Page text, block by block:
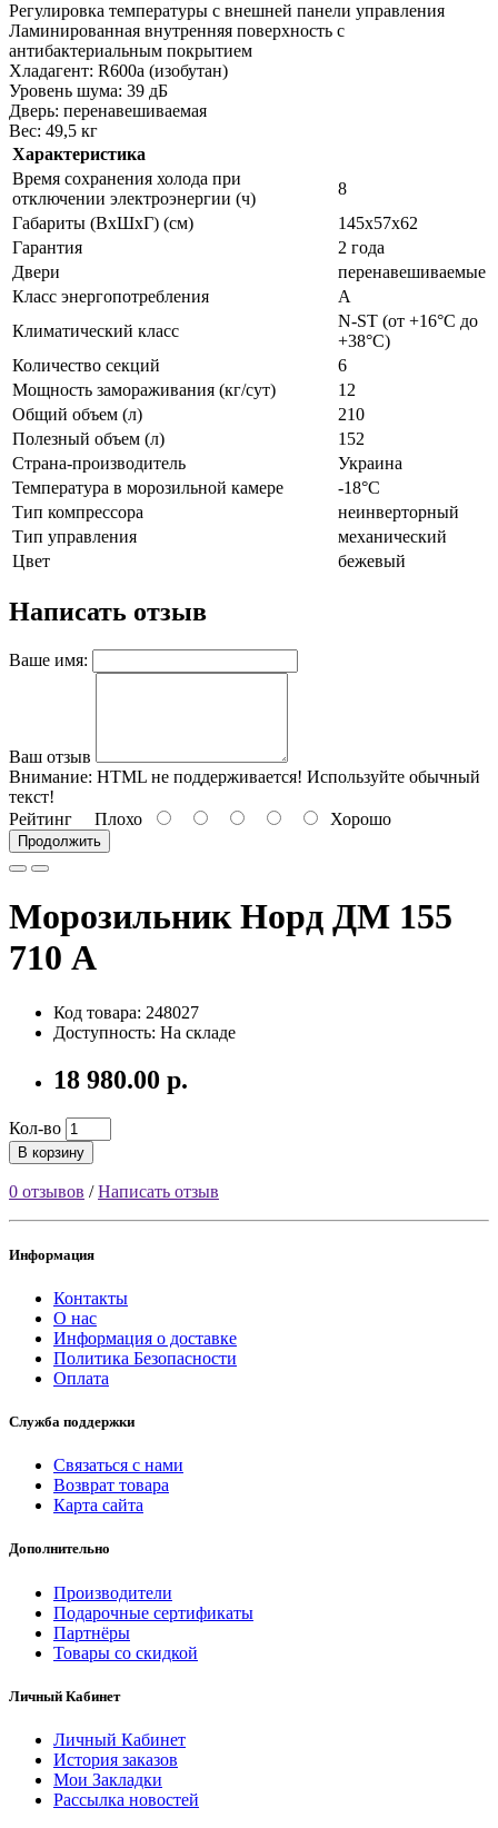
Регулировка температуры с внешней панели управления
Ламинированная внутренняя поверхность с
антибактериальным покрытием
Хладагент: R600a (изобутан)
Уровень шума: 39 дБ
Дверь: перенавешиваемая
Вес: 49,5 кг
Характеристика
Время сохранения холода при
отключении электроэнергии (ч)
8
Габариты (ВхШхГ) (см)
145х57х62
Гарантия
2 года
Двери
перенавешиваемые
Класс энергопотребления
A
Климатический класс
N-ST (от +16°С до
+38°С)
Количество секций
6
Мощность замораживания (кг/сут)
12
Общий объем (л)
210
Полезный объем (л)
152
Страна-производитель
Украина
Температура в морозильной камере
-18°C
Тип компрессора
неинверторный
Тип управления
механический
Цвет
бежевый
Написать отзыв
Ваше имя:
Ваш отзыв
Внимание: HTML не поддерживается! Используйте обычный
текст!
Рейтинг Плохо Хорошо
Продолжить
Морозильник Норд ДМ 155
710 А
Код товара: 248027
Доступность: На складе
18 980.00 р.
Кол-во
В корзину
0 отзывов /Написать отзыв
Информация
Контакты
О нас
Информация о доставке
Политика Безопасности
Оплата
Служба поддержки
Связаться с нами
Возврат товара
Карта сайта
Дополнительно
Производители
Подарочные сертификаты
Партнёры
Товары со скидкой
Личный Кабинет
Личный Кабинет
История заказов
Мои Закладки
Рассылка новостей